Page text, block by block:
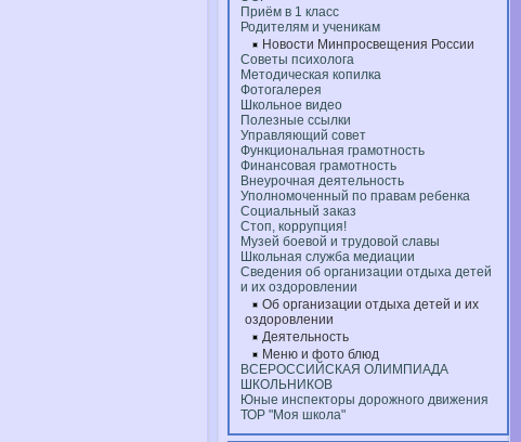
Приём в 1 класс
Родителям и ученикам
Новости Минпросвещения России
Советы психолога
Методическая копилка
Фотогалерея
Школьное видео
Полезные ссылки
Управляющий совет
Функциональная грамотность
Финансовая грамотность
Внеурочная деятельность
Уполномоченный по правам ребенка
Социальный заказ
Стоп, коррупция!
Музей боевой и трудовой славы
Школьная служба медиации
Сведения об организации отдыха детей
и их оздоровлении
Об организации отдыха детей и их
оздоровлении
Деятельность
Меню и фото блюд
ВСЕРОССИЙСКАЯ ОЛИМПИАДА
ШКОЛЬНИКОВ
Юные инспекторы дорожного движения
ТОР "Моя школа"